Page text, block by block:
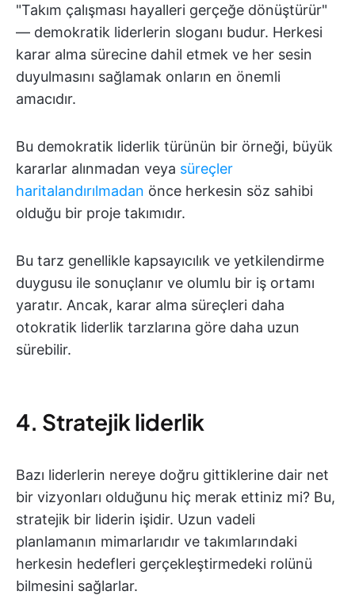
"Takım çalışması hayalleri gerçeğe dönüştürür"
— demokratik liderlerin sloganı budur. Herkesi
karar alma sürecine dahil etmek ve her sesin
duyulmasını sağlamak onların en önemli
amacıdır.
Bu demokratik liderlik türünün bir örneği, büyük
kararlar alınmadan veya süreçler
haritalandırılmadan önce herkesin söz sahibi
olduğu bir proje takımıdır.
Bu tarz genellikle kapsayıcılık ve yetkilendirme
duygusu ile sonuçlanır ve olumlu bir iş ortamı
yaratır. Ancak, karar alma süreçleri daha
otokratik liderlik tarzlarına göre daha uzun
sürebilir.
4. Stratejik liderlik
Bazı liderlerin nereye doğru gittiklerine dair net
bir vizyonları olduğunu hiç merak ettiniz mi? Bu,
stratejik bir liderin işidir. Uzun vadeli
planlamanın mimarlarıdır ve takımlarındaki
herkesin hedefleri gerçekleştirmedeki rolünü
bilmesini sağlarlar.